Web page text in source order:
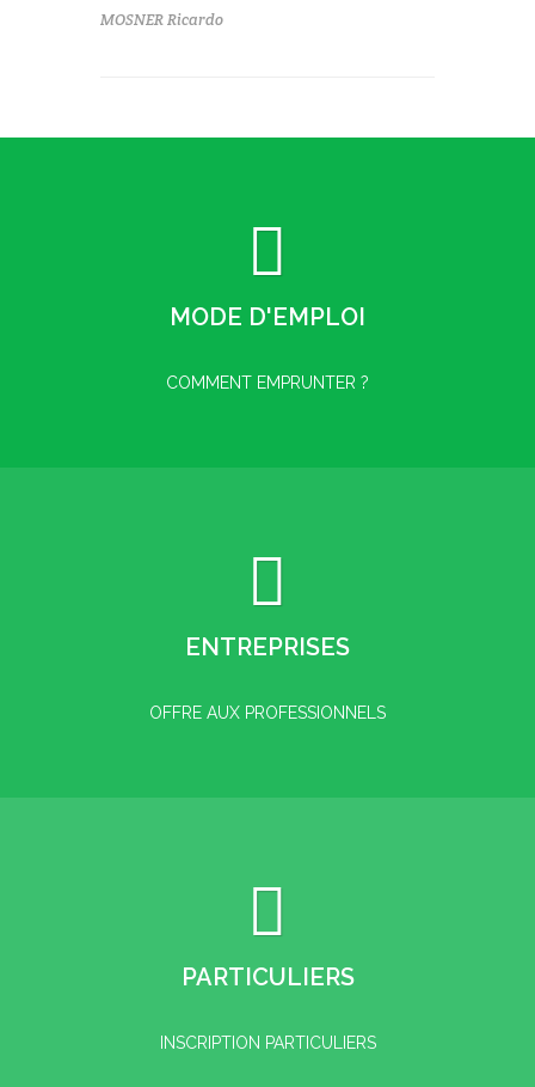
MOSNER Ricardo
MODE D'EMPLOI
COMMENT EMPRUNTER ?
ENTREPRISES
OFFRE AUX PROFESSIONNELS
PARTICULIERS
INSCRIPTION PARTICULIERS